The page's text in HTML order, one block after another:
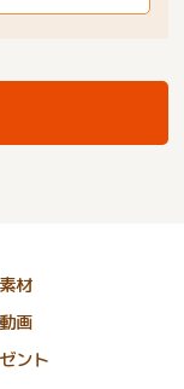
材
画
ント